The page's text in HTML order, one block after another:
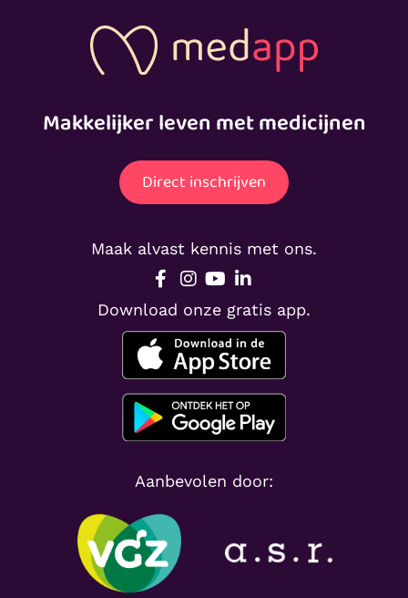
Makkelijker leven met medicijnen
Direct inschrijven
Maak alvast kennis met ons.
Download onze gratis app.
Aanbevolen door: